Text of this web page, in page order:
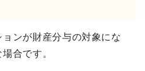
ンが財産分与の対象にな
合です。